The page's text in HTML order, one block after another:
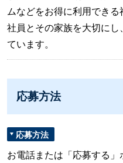
ムなどをお得に利用できる
社員とその家族を大切に
ています。
応募方法
応募方法
お電話または「応募する」